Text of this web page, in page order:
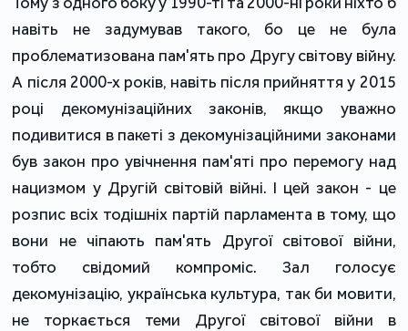
навіть не задумував такого, бо це не була
проблематизована пам'ять про Другу світову війну.
А після 2000-х років, навіть після прийняття у 2015
році декомунізаційних законів, якщо уважно
подивитися в пакеті з декомунізаційними законами
був закон про увічнення пам'яті про перемогу над
нацизмом у Другій світовій війні. І цей закон - це
розпис всіх тодішніх партій парламента в тому, що
вони не чіпають пам'ять Другої світової війни,
тобто свідомий компроміс. Зал голосує
декомунізацію, українська культура, так би мовити,
не торкається теми Другої світової війни в